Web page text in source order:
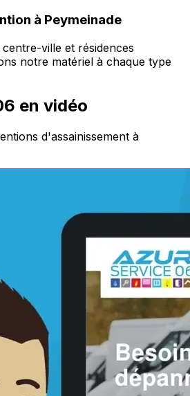
à Peymeinade
ville et résidences
notre matériel à chaque type
en vidéo
d'assainissement à